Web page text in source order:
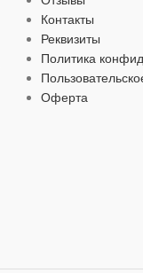
УСЛОВНОЕ
ТИП
Контакты
Реквизиты
Политика
Оферта